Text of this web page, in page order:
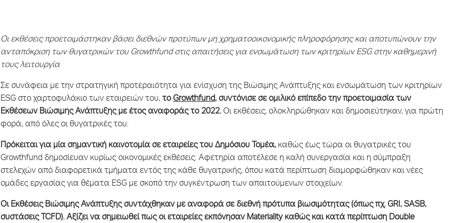
Οι εκθέσεις προετοιμάστηκαν βάσει διεθνών προτύπων μη χρηματοοικονομικής πληροφόρησης και αποτυπώνουν την
ανταπόκριση των θυγατρικών του Growthfund στις απαιτήσεις για ενσωμάτωση των κριτηρίων ESG στην καθημερινή
τους λειτουργία
Σε συνάφεια με την στρατηγική προτεραιότητα για ενίσχυση της Βιώσιμης Ανάπτυξης και ενσωμάτωση των κριτηρίων
ESG στο χαρτοφυλάκιο των εταιρειών του, το Growthfund, συντόνισε σε ομιλικό επίπεδο την προετοιμασία των
Εκθέσεων Βιώσιμης Ανάπτυξης με έτος αναφοράς το 2022. Οι εκθέσεις, ολοκληρώθηκαν και δημοσιεύτηκαν, για πρώτη
φορά, από όλες οι θυγατρικές του.
Πρόκειται για μία σημαντική καινοτομία σε εταιρείες του Δημόσιου Τομέα, καθώς έως τώρα οι θυγατρικές του
Growthfund δημοσίευαν κυρίως οικονομικές εκθέσεις. Αφετηρία αποτέλεσε η καλή συνεργασία και η σύμπραξη
στελεχών από διαφορετικά τμήματα εντός της κάθε θυγατρικής, όπου κατά περίπτωση διαμορφώθηκαν και νέες
ομάδες εργασίας για θέματα ESG με σκοπό την συγκέντρωση των απαιτούμενων στοιχείων.
Οι Εκθέσεις Βιώσιμης Ανάπτυξης συντάχθηκαν με αναφορά σε διεθνή πρότυπα βιωσιμότητας (όπως πχ. GRI, SASB,
συστάσεις TCFD). Αξίζει να σημειωθεί πως οι εταιρείες εκπόνησαν Materialityκαθώς και κατά περίπτωση Double